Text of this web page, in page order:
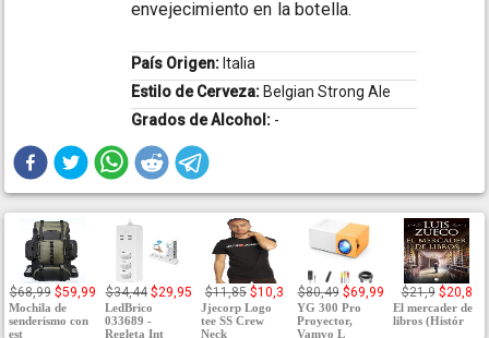
envejecimiento en la botella.
País Origen: Italia
Estilo de Cerveza: Belgian Strong Ale
Grados de Alcohol: -
$68,99 $59,99
Mochila de
senderismo con
est
$34,44 $29,95
LedBrico
033689 -
Regleta Int
$11,85 $10,3
Jjecorp Logo
tee SS Crew
Neck
$80,49 $69,99
YG 300 Pro
Proyector,
Vamvo L
$21,9 $20,8
El mercader de
libros (Histór